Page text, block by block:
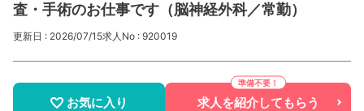
査・手術のお仕事です（脳神経外科／常勤）
更新日 : 2026/07/15求人No : 920019
お気に入り 求人を紹介してもらう